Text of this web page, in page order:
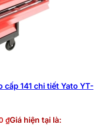
cấp 141 chi tiết Yato YT-
₫Giá hiện tại là: